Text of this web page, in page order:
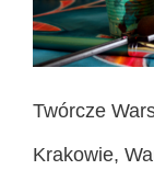
Twórcze
Krakowie,